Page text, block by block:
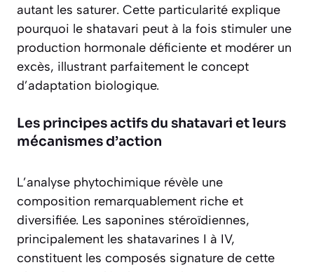
autant les saturer. Cette particularité explique
pourquoi le shatavari peut à la fois stimuler une
production hormonale déficiente et modérer un
excès, illustrant parfaitement le concept
d’adaptation biologique.
Les principes actifs du shatavari et leurs
mécanismes d’action
L’analyse phytochimique révèle une
composition remarquablement riche et
diversifiée. Les saponines stéroïdiennes,
principalement les shatavarines I à IV,
constituent les composés signature de cette